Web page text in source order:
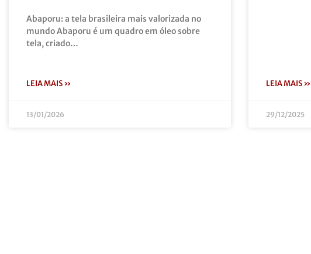
Abaporu: a tela brasileira mais valorizada no
mundo Abaporu é um quadro em óleo sobre
tela, criado…
LEIA MAIS »
13/01/2026
LEIA MAIS »
29/12/2025